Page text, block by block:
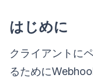
はじめに
クライアントに
るために